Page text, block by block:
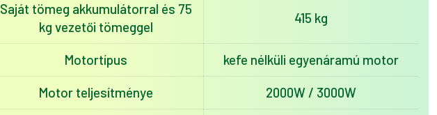
Saját tömeg akkumulátorral és 75
kg vezetői tömeggel
415 kg
Motortípus kefe nélküli egyenáramú motor
Motor teljesítménye 2000W / 3000W